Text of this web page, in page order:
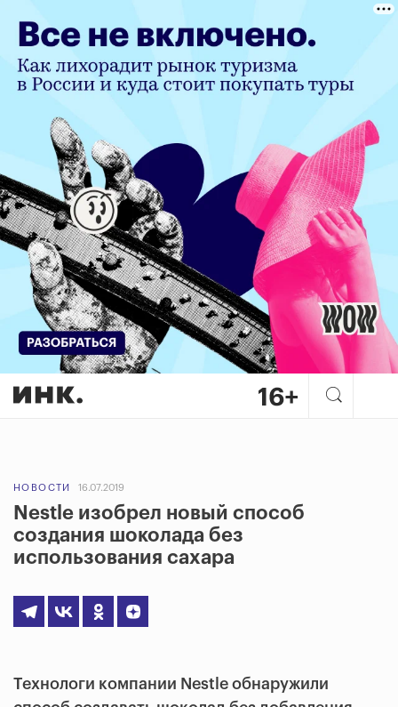
НОВОСТИ 16.07.2019
Nestle изобрел новый способ
создания шоколада без
использования сахара
Технологи компании Nestle обнаружили